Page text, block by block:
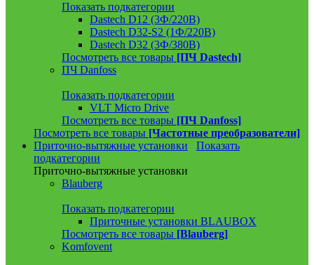
Показать подкатегории
Dastech D12 (3Ф/220В)
Dastech D32-S2 (1Ф/220В)
Dastech D32 (3Ф/380В)
Посмотреть все товары [ПЧ Dastech]
ПЧ Danfoss
Показать подкатегории
VLT Micro Drive
Посмотреть все товары [ПЧ Danfoss]
Посмотреть все товары [Частотные преобразователи]
Приточно-вытяжные установки
Показать
подкатегории
Приточно-вытяжные установки
Blauberg
Показать подкатегории
Приточные установки BLAUBOX
Посмотреть все товары [Blauberg]
Komfovent